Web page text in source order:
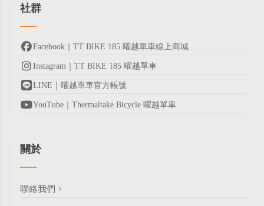
社群
Facebook｜TT BIKE 185 曜越單車線上商城
Instagram｜TT BIKE 185 曜越單車
LINE｜曜越單車官方帳號
YouTube｜Thermaltake Bicycle 曜越單車
關於
聯絡我們